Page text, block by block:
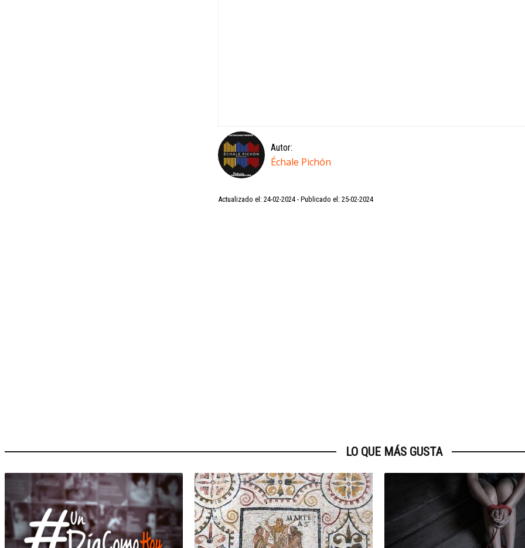
Autor:
Échale Pichón
Actualizado el: 24-02-2024 Publicado el: 25-02-2024
LO QUE MÁS GUSTA